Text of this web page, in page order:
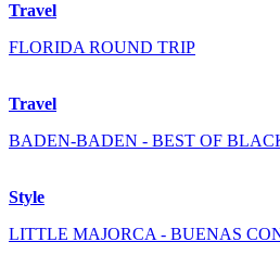
Travel
FLORIDA ROUND TRIP
Travel
BADEN-BADEN - BEST OF
Style
LITTLE MAJORCA - BUENAS